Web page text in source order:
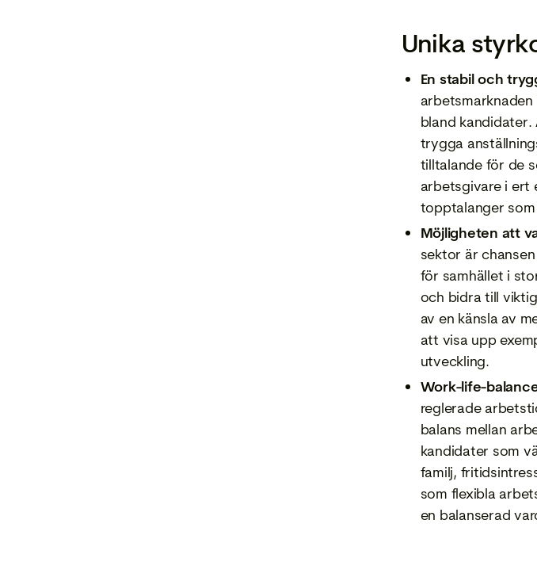
Unika
En stabil och
bland
trygga
tilltalande för de
arbetsgivare i ert
topptalanger
Möjligheten att
sektor är
för samhället i
och bidra till
av en känsla av
att visa upp
utveckling.
Work-life-
reglerade
balans mellan
kandidater som
familj,
som flexibla
en balanserad